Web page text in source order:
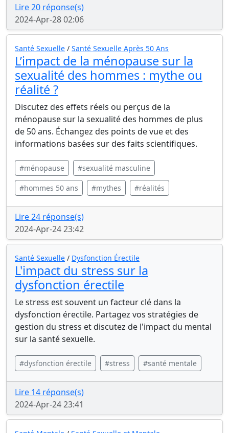
Lire 20 réponse(s)
2024-Apr-28 02:06
Santé Sexuelle / Santé Sexuelle Après 50 Ans
L’impact de la ménopause sur la
sexualité des hommes : mythe ou
réalité ?
Discutez des effets réels ou perçus de la
ménopause sur la sexualité des hommes de plus
de 50 ans. Échangez des points de vue et des
informations basées sur des faits scientifiques.
#ménopause #sexualité masculine
#hommes 50 ans #mythes #réalités
Lire 24 réponse(s)
2024-Apr-24 23:42
Santé Sexuelle / Dysfonction Érectile
L'impact du stress sur la
dysfonction érectile
Le stress est souvent un facteur clé dans la
dysfonction érectile. Partagez vos stratégies de
gestion du stress et discutez de l'impact du mental
sur la santé sexuelle.
#dysfonction érectile #stress #santé mentale
Lire 14 réponse(s)
2024-Apr-24 23:41